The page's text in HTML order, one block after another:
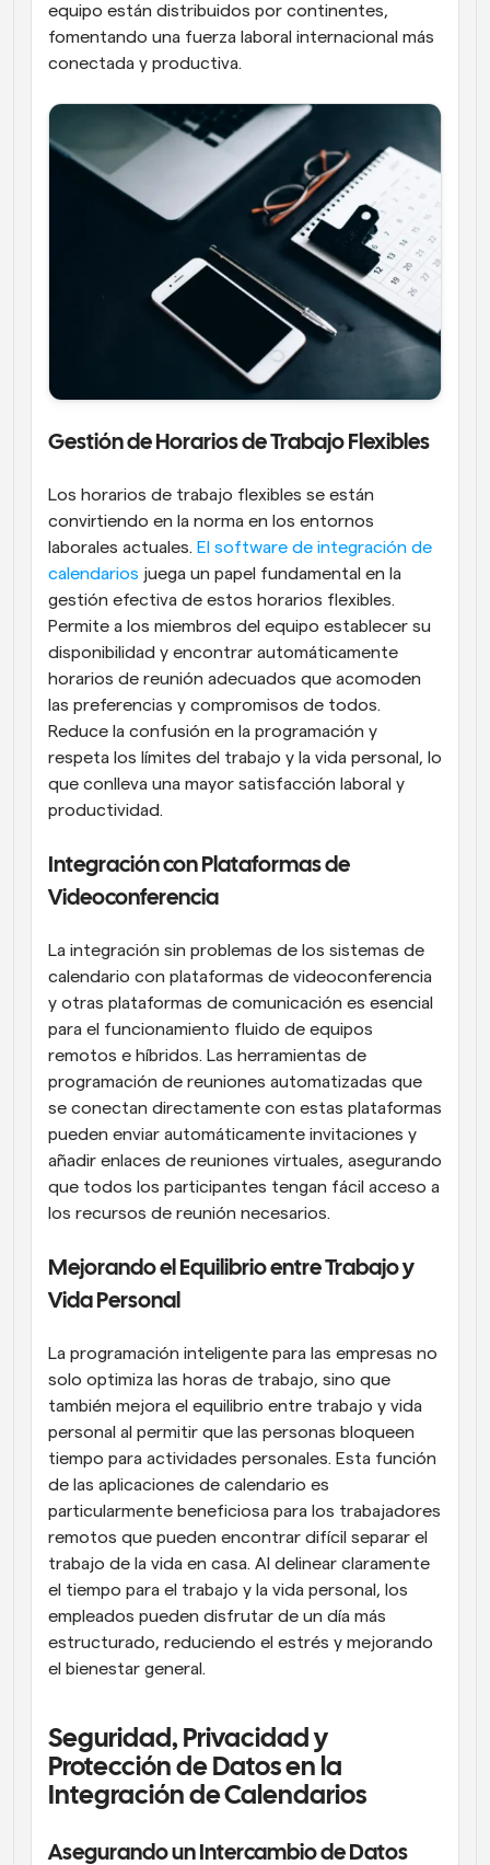
equipo están distribuidos por continentes,
fomentando una fuerza laboral internacional más
conectada y productiva.
Gestión de Horarios de Trabajo Flexibles
Los horarios de trabajo flexibles se están
convirtiendo en la norma en los entornos
laborales actuales. El software de integración de
calendarios juega un papel fundamental en la
gestión efectiva de estos horarios flexibles.
Permite a los miembros del equipo establecer su
disponibilidad y encontrar automáticamente
horarios de reunión adecuados que acomoden
las preferencias y compromisos de todos.
Reduce la confusión en la programación y
respeta los límites del trabajo y la vida personal, lo
que conlleva una mayor satisfacción laboral y
productividad.
Integración con Plataformas de
Videoconferencia
La integración sin problemas de los sistemas de
calendario con plataformas de videoconferencia
y otras plataformas de comunicación es esencial
para el funcionamiento fluido de equipos
remotos e híbridos. Las herramientas de
programación de reuniones automatizadas que
se conectan directamente con estas plataformas
pueden enviar automáticamente invitaciones y
añadir enlaces de reuniones virtuales, asegurando
que todos los participantes tengan fácil acceso a
los recursos de reunión necesarios.
Mejorando el Equilibrio entre Trabajo y
Vida Personal
La programación inteligente para las empresas no
solo optimiza las horas de trabajo, sino que
también mejora el equilibrio entre trabajo y vida
personal al permitir que las personas bloqueen
tiempo para actividades personales. Esta función
de las aplicaciones de calendario es
particularmente beneficiosa para los trabajadores
remotos que pueden encontrar difícil separar el
trabajo de la vida en casa. Al delinear claramente
el tiempo para el trabajo y la vida personal, los
empleados pueden disfrutar de un día más
estructurado, reduciendo el estrés y mejorando
el bienestar general.
Seguridad, Privacidad y
Protección de Datos en la
Integración de Calendarios
Asegurando un Intercambio de Datos